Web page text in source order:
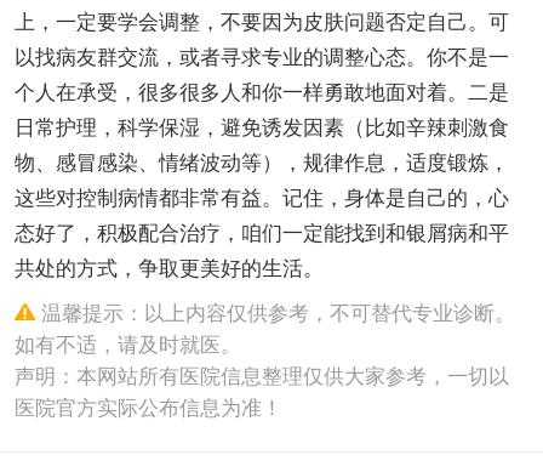
上，一定要学会调整，不要因为皮肤问题否定自己。可
以找病友群交流，或者寻求专业的调整心态。你不是一
个人在承受，很多很多人和你一样勇敢地面对着。二是
日常护理，科学保湿，避免诱发因素（比如辛辣刺激食
物、感冒感染、情绪波动等），规律作息，适度锻炼，
这些对控制病情都非常有益。记住，身体是自己的，心
态好了，积极配合治疗，咱们一定能找到和银屑病和平
共处的方式，争取更美好的生活。
温馨提示：以上内容仅供参考，不可替代专业诊断。
如有不适，请及时就医。
声明：本网站所有医院信息整理仅供大家参考，一切以
医院官方实际公布信息为准！